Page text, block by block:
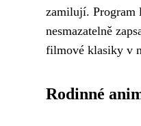
zamilují. Program
nesmazatelně
filmové klasiky v
Rodinné